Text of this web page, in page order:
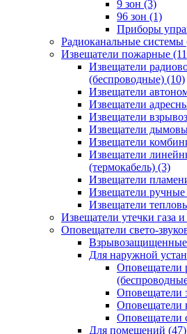
9 зон (3)
96 зон (1)
Приборы
Радиоканальные системы
Извещатели пожарные
Извещатели
(беспроводные) (10)
Извещатели
Извещатели
Извещатели
Извещатели
Извещатели
Извещатели
(термокабель) (3)
Извещатели
Извещатели ручные
Извещатели
Извещатели утечки газа
Оповещатели свето-
Взрывозащищенные
Для наружной
Оповещатели
Оповещатели
Оповещатели
Оповещатели
Для помещений (47)